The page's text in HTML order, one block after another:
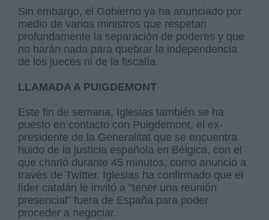
Sin embargo, el Gobierno ya ha anunciado por
medio de varios ministros que respetan
profundamente la separación de poderes y que
no harán nada para quebrar la independencia
de los jueces ni de la fiscalía.
LLAMADA A PUIGDEMONT
Este fin de semana, Iglesias también se ha
puesto en contacto con Puigdemont, el ex-
presidente de la Generalitat que se encuentra
huido de la justicia española en Bélgica, con el
que charló durante 45 minutos, como anunció a
través de Twitter. Iglesias ha confirmado que el
líder catalán le invitó a "tener una reunión
presencial" fuera de España para poder
proceder a negociar.